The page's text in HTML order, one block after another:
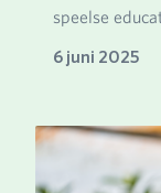
speelse
van…
6 juni 2025